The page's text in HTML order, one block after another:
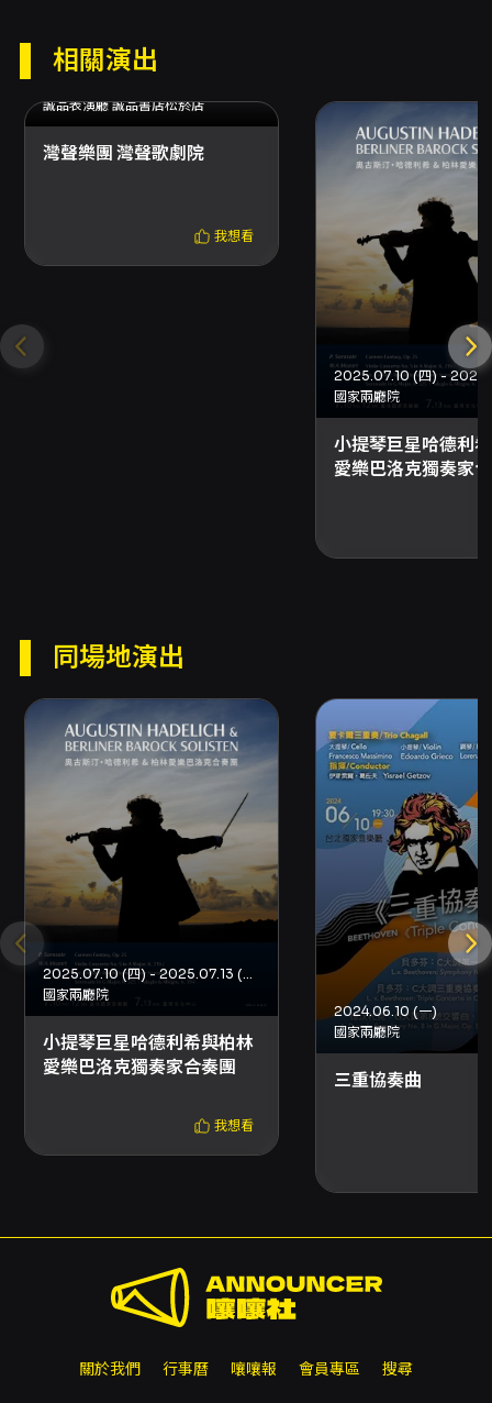
作業如符合規定於3個工作日內執行。 - 已取紙本
詳見平台退票說明。 - 若使用文化幣或點數折
抵，退票時系統將優先退還文化幣與點數，並扣
除退票手續費；逾期或已失效之文化幣/點數無法
辦理，或確認退票後剩餘票券仍符合優惠條件方
可單張辦理。 購票方式與取票 - 網路購票（接受
信用卡、Apple Pay、Google Pay、ATM轉
帳），購買前請先加入會員。若折扣方案需使用
文化幣，該折扣僅限網路購買。 - 分銷點購買
（現金、信用卡）；超商購票（現金）提供7-
ELEVEN ibon、全家FamiPort、萊爾富Life-
ET，超商僅提供電腦自動選位，每筆訂單最多可
訂購8張票券。 - 部分方案（輪椅席、陪同席、優
惠套票、需一次購買超過8張之方案）無法於超商
購票，請於平台或分銷點查詢可購買通路。 - 取
票方式以結帳頁面顯示之選項為準，取票方式僅
資。 其他注意事項 - 上列優惠不包含最低票價
- 學生優惠為7折，入場請出示本人有效學生證
件。 - 兩廳院會員享9折優惠。 - 青年席位5折適
App，並需以文化幣支付至少100點，席次有限
售完為止；持青年席票券者須憑證件（身分證或
健保卡）入場。 主辦單位聯絡 - 如需洽詢主辦單
位：台北愛樂管弦樂團，電話 (02) 2397-
0979。 節目異動與取消 - 若於演出前發生主要
表演人員或主要節目內容之變動，相關退票機
制、受理方式與退款途徑將公告於本節目頁面；
若主辦未提供退款機制，持信用卡購票之觀眾可
向發卡行申請信用卡爭議款退款。
相關演出
誠品表演廳 誠品書店松菸店
灣聲樂團 灣聲歌劇院
我想看
國家兩廳院
小提琴巨星哈德利
愛樂巴洛克獨奏家
同場地演出
國家兩廳院
小提琴巨星哈德利希與柏林
愛樂巴洛克獨奏家合奏團
我想看
2024.06.10 (一)
國家兩廳院
三重協奏曲
關於我們 行事曆 嚷嚷報 會員專區 搜尋